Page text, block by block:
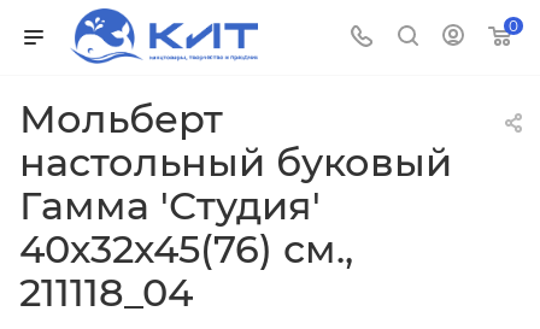
0
Мольберт
настольный буковый
Гамма 'Студия'
40х32х45(76) см.,
211118_04